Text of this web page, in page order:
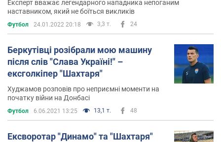
Експерт вважає легендарного нападника непоганим
наставником, який не боїться викликів
Футбол 24.01.2022 20:18 3,3 т. 24
Беркутівці розібрали мою машину
після слів "Слава Україні!" –
ексголкіпер "Шахтаря"
Худжамов розповів про неприємні моменти на
початку війни на Донбасі
Футбол 6.06.2021 13:25 13,1 т. 48
Ексворотар "Динамо" та "Шахтаря"